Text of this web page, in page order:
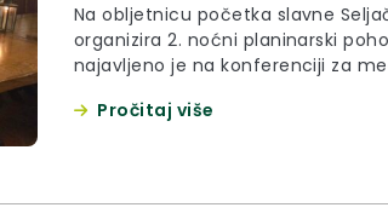
Na obljetnicu početka slavne
organizira 2. noćni planinarski
najavljeno je na konferenciji za
održati u subotu 27. siječnja, a
Pročitaj više